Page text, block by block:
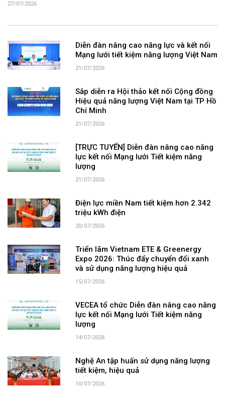
27/07/2026
Diễn đàn nâng cao năng lực và kết nối
Mạng lưới tiết kiệm năng lượng Việt Nam
21/07/2026
Sắp diễn ra Hội thảo kết nối Cộng đồng
Hiệu quả năng lượng Việt Nam tại TP Hồ
Chí Minh
21/07/2026
[TRỰC TUYẾN] Diễn đàn nâng cao năng
lực kết nối Mạng lưới Tiết kiệm năng
lượng
21/07/2026
Điện lực miền Nam tiết kiệm hơn 2.342
triệu kWh điện
20/07/2026
Triển lãm Vietnam ETE & Greenergy
Expo 2026: Thúc đẩy chuyển đổi xanh
và sử dụng năng lượng hiệu quả
15/07/2026
VECEA tổ chức Diễn đàn nâng cao năng
lực kết nối Mạng lưới Tiết kiệm năng
lượng
14/07/2026
Nghệ An tập huấn sử dụng năng lượng
tiết kiệm, hiệu quả
10/07/2026